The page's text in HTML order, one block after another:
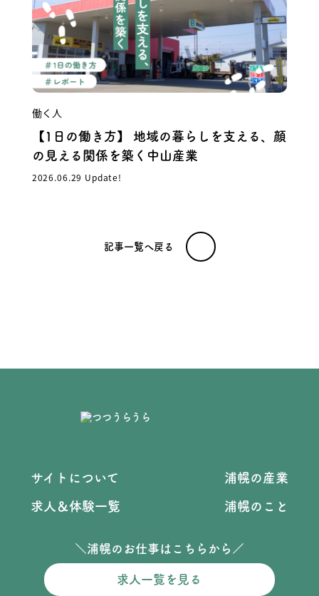
働く人
【1日の働き方】 地域の暮らしを支える、顔
の見える関係を築く中山産業
2026.06.29 Update!
記事一覧へ戻る
サイトについて 浦幌の産業
求人＆体験一覧 浦幌のこと
＼浦幌のお仕事はこちらから／
求人一覧を見る